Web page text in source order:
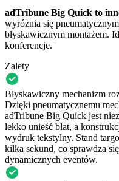
adTribune Big Quick to
wyróżnia się
błyskawicznym montażem.
konferencje.
Zalety
Błyskawiczny mechanizm
Dzięki pneumatycznemu
adTribune Big Quick jest
lekko unieść blat, a
wydruk tekstylny. Stand
kilka sekund, co sprawdza
dynamicznych eventów.